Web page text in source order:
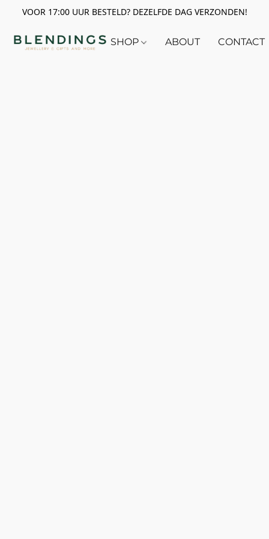
VOOR 17:00 UUR BESTELD? DEZELFDE DAG VERZONDEN!
SHOP ABOUT CONTACT